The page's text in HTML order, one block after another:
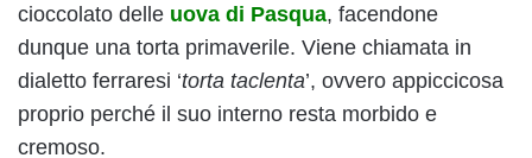
cioccolato delle uova di Pasqua, facendone
dunque una torta primaverile. Viene chiamata in
dialetto ferraresi ‘torta taclenta’, ovvero appiccicosa
proprio perché il suo interno resta morbido e
cremoso.